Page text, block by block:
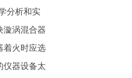
网站比较好找~
表展览网，中国化工仪器
仪器仪表公司，专门从事浓度
发销售。
分析和实
漩涡混合器
着火时应选
仪器设备太